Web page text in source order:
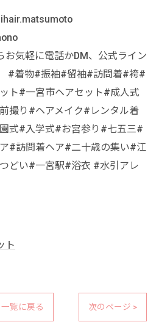
お気軽に電話かDM、公式ライン
#着物#振袖#留袖#訪問着#袴#
ト#一宮市ヘアセット#成人式
撮り#ヘアメイク#レンタル着
式#入学式#お宮参り#七五三#
#訪問着ヘア#二十歳の集い#江
どい#一宮駅#浴衣 #水引アレ
ト
一覧に戻る 次のページ >